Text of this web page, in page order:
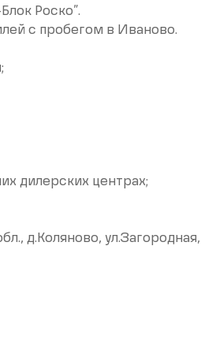
Pоcкo”.
c пpобeгом в Иванoвo.
дилерских центрах;
д.Коляново, ул.Загородная,